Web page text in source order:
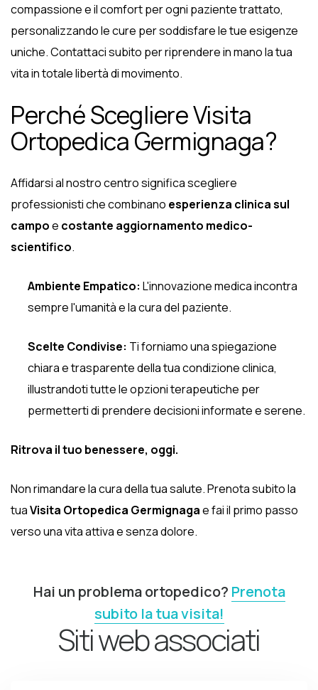
compassione e il comfort per ogni paziente trattato,
personalizzando le cure per soddisfare le tue esigenze
uniche. Contattaci subito per riprendere in mano la tua
vita in totale libertà di movimento.
Perché Scegliere Visita
Ortopedica Germignaga?
Affidarsi al nostro centro significa scegliere
professionisti che combinano esperienza clinica sul
campoe costante aggiornamento medico-
scientifico.
Ambiente Empatico: L'innovazione medica incontra
sempre l'umanità e la cura del paziente.
Scelte Condivise: Ti forniamo una spiegazione
chiara e trasparente della tua condizione clinica,
illustrandoti tutte le opzioni terapeutiche per
permetterti di prendere decisioni informate e serene.
Ritrova il tuo benessere, oggi.
Non rimandare la cura della tua salute. Prenota subito la
tuaVisita Ortopedica Germignagae fai il primo passo
verso una vita attiva e senza dolore.
Hai un problema ortopedico? Prenota
subito la tua visita!
Siti web associati